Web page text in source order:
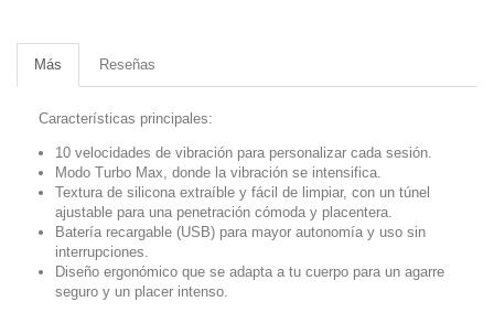
Más Reseñas
Características principales:
10 velocidades de vibración para personalizar cada sesión.
Modo Turbo Max, donde la vibración se intensifica.
Textura de silicona extraíble y fácil de limpiar, con un túnel
ajustable para una penetración cómoda y placentera.
Batería recargable (USB) para mayor autonomía y uso sin
interrupciones.
Diseño ergonómico que se adapta a tu cuerpo para un agarre
seguro y un placer intenso.